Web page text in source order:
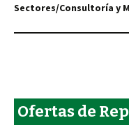
Sectores/Consultoría y
Ofertas de